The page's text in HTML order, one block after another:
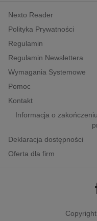
polityka,
psychologiczne
inne
popularno-
historia
Nexto Reader
Polityka Prywatności
Regulamin
Regulamin Newslettera
Wymagania Systemowe
Pomoc
Kontakt
Informacja o
Deklaracja dostępności
Oferta dla firm